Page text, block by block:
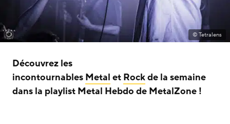
© Tetralens
Découvrez les
incontournables Metal et Rockde la semaine
dans la playlist Metal Hebdo de MetalZone !